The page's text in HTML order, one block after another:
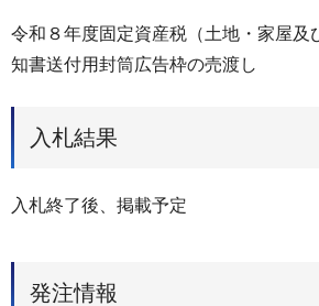
令和８年度固定資産税（土地・家屋及
知書送付用封筒広告枠の売渡し
入札結果
入札終了後、掲載予定
発注情報